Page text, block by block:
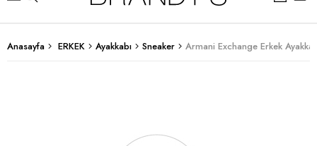
Anasayfa ERKEK Ayakkabı Sneaker Armani Exchange Erkek